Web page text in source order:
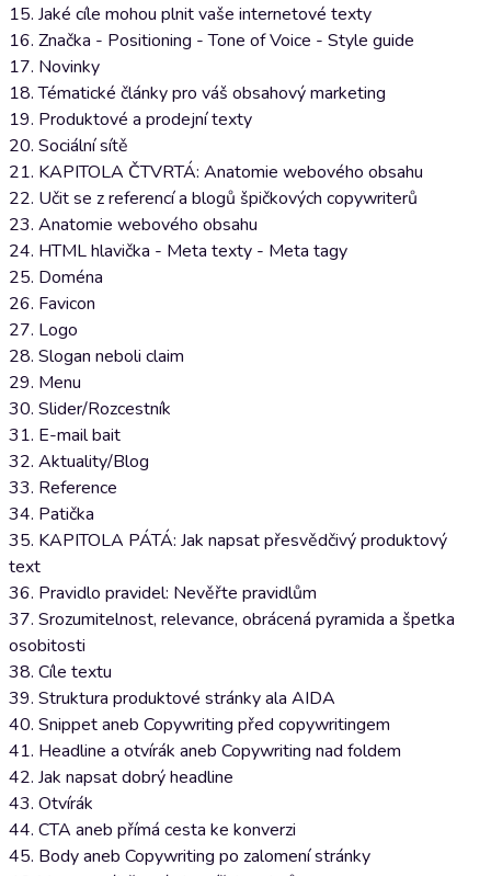
15. Jaké cíle mohou plnit vaše internetové texty
16. Značka - Positioning - Tone of Voice - Style guide
17. Novinky
18. Tématické články pro váš obsahový marketing
19. Produktové a prodejní texty
20. Sociální sítě
21. KAPITOLA ČTVRTÁ: Anatomie webového obsahu
22. Učit se z referencí a blogů špičkových copywriterů
23. Anatomie webového obsahu
24. HTML hlavička - Meta texty - Meta tagy
25. Doména
26. Favicon
27. Logo
28. Slogan neboli claim
29. Menu
30. Slider/Rozcestník
31. E-mail bait
32. Aktuality/Blog
33. Reference
34. Patička
35. KAPITOLA PÁTÁ: Jak napsat přesvědčivý produktový
text
36. Pravidlo pravidel: Nevěřte pravidlům
37. Srozumitelnost, relevance, obrácená pyramida a špetka
osobitosti
38. Cíle textu
39. Struktura produktové stránky ala AIDA
40. Snippet aneb Copywriting před copywritingem
41. Headline a otvírák aneb Copywriting nad foldem
42. Jak napsat dobrý headline
43. Otvírák
44. CTA aneb přímá cesta ke konverzi
45. Body aneb Copywriting po zalomení stránky